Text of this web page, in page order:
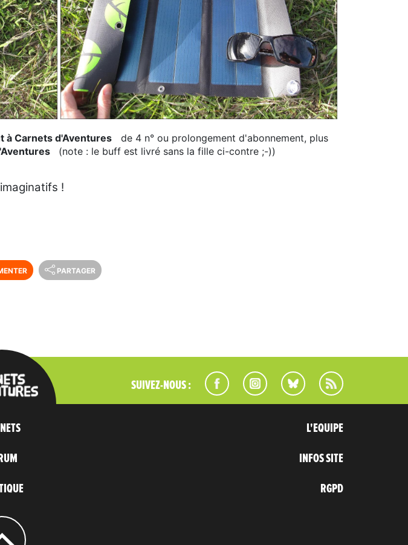
à Carnets d'Aventures
de 4 n° ou prolongement d'abonnement, plus
(note : le buff est livré sans la fille ci-contre ;-))
!
PARTAGER
SUIVEZ-NOUS :
L'EQUIPE
INFOS SITE
RGPD